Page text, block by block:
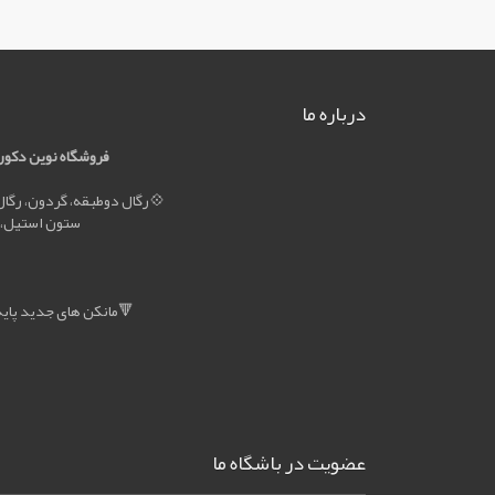
درباره ما
فروشگاه نوين
رگال دوطبقه، گردون، رگال چوبی استند گل و رگالهای مناسب منزل💠
ستون
مانکن های جدید پایه چوبی، فایبر گلاس در رنگ بندی متنوع🔻
عضویت در باشگاه ما